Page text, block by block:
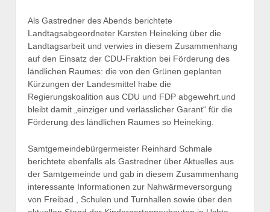
Als Gastredner des Abends berichtete
Landtagsabgeordneter Karsten Heineking über die
Landtagsarbeit und verwies in diesem Zusammenhang
auf den Einsatz der CDU-Fraktion bei Förderung des
ländlichen Raumes: die von den Grünen geplanten
Kürzungen der Landesmittel habe die
Regierungskoalition aus CDU und FDP abgewehrt.und
bleibt damit „einziger und verlässlicher Garant“ für die
Förderung des ländlichen Raumes so Heineking.
Samtgemeindebürgermeister Reinhard Schmale
berichtete ebenfalls als Gastredner über Aktuelles aus
der Samtgemeinde und gab in diesem Zusammenhang
interessante Informationen zur Nahwärmeversorgung
von Freibad , Schulen und Turnhallen sowie über den